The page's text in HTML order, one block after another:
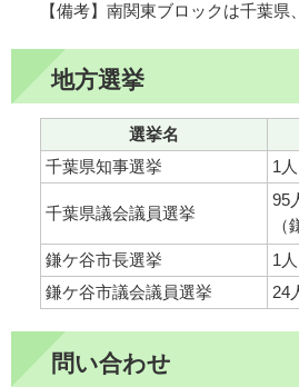
【備考】南関東ブロックは千葉
地方選挙
選挙名
千葉県知事選挙
1人
千葉県議会議員選挙
95
（
鎌ケ谷市長選挙 1人
鎌ケ谷市議会議員選挙
24
問い合わせ